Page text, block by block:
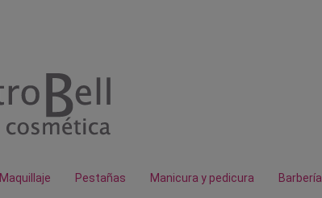
Maquillaje Pestañas Manicura y pedicura Barbería